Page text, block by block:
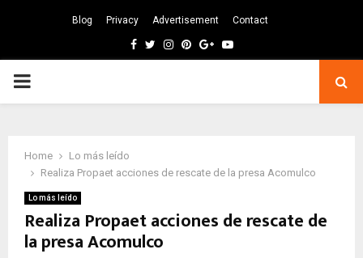
Blog Privacy Advertisement Contact
Facebook
TwitterInstagram
Pinterest
GoogleYoutube
PRIMARY
Home
Lo más leído
Realiza Propaet acciones de rescate de la presa Acomulco
Lo más leído
Realiza Propaet acciones de rescate de
la presa Acomulco